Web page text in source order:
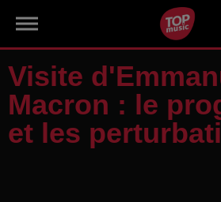
Visite
Macron : le
et les